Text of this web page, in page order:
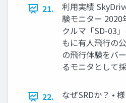
21.
利用実績
験モニター 2020
クルマ「SD-03
もに有人飛行の
の飛行体験をバ
るモニタとして
22.
なぜSRDか？ •